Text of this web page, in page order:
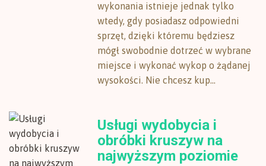
wykonania istnieje jednak tylko
wtedy, gdy posiadasz odpowiedni
sprzęt, dzięki któremu będziesz
mógł swobodnie dotrzeć w wybrane
miejsce i wykonać wykop o żądanej
wysokości. Nie chcesz kup...
Usługi wydobycia i
obróbki kruszyw na
najwyższym poziomie